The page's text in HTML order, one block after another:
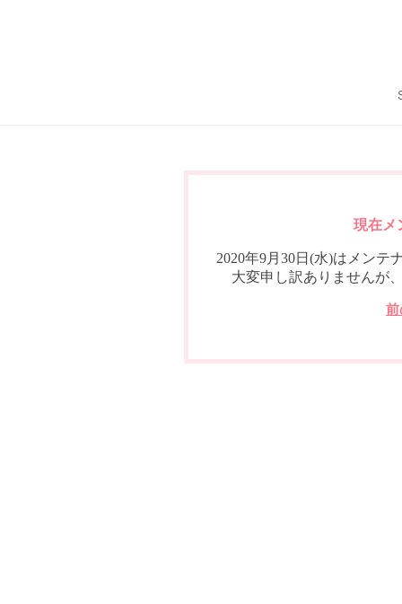
現在メ
2020年9月30日(水)はメンテ
大変申し訳ありませんが
前